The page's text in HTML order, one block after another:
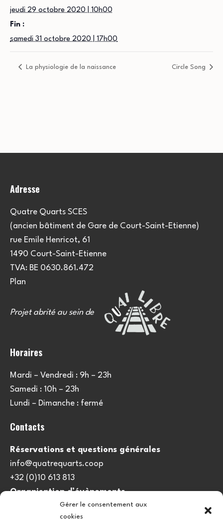
Gérer le consentement aux
cookies
jeudi 29 octobre 2020 | 10h00
Fin :
samedi 31 octobre 2020 | 17h00
La physiologie de la naissance Circle Song
Adresse
Quatre Quarts SCES
(ancien bâtiment de Gare de Court-Saint-Etienne)
rue Emile Henricot, 61
1490 Court-Saint-Etienne
TVA: BE 0630.861.472
Plan
Projet abrité au sein de
Horaires
Mardi – Vendredi : 9h – 23h
Samedi : 10h – 23h
Lundi – Dimanche : fermé
Contacts
Réservations et questions générales
info@quatrequarts.coop
+32 (0)10 613 813
Organisation d’évènements
viedulieu@quatrequarts.coop